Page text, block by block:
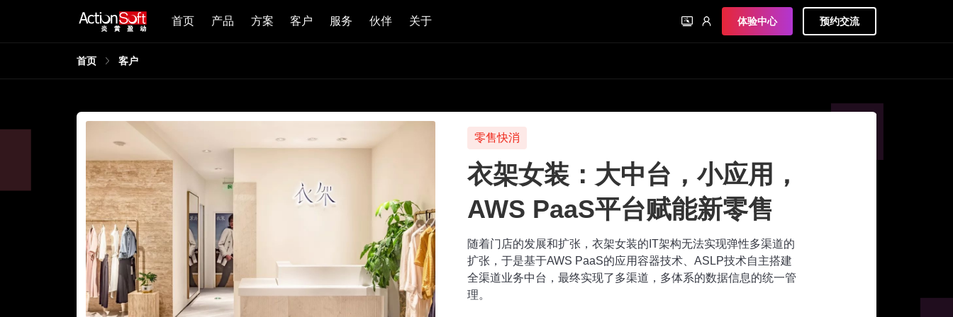
首页 产品 方案 客户 服务 伙伴 关于 体验中心 预约交流
首页 客户
零售快消
衣架女装：大中台，小应用，
AWS PaaS平台赋能新零售
随着门店的发展和扩张，衣架女装的IT架构无法实现弹性多渠道的
扩张，于是基于AWS PaaS的应用容器技术、ASLP技术自主搭建
全渠道业务中台，最终实现了多渠道，多体系的数据信息的统一管
理。